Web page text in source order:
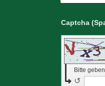
Bitte
↺